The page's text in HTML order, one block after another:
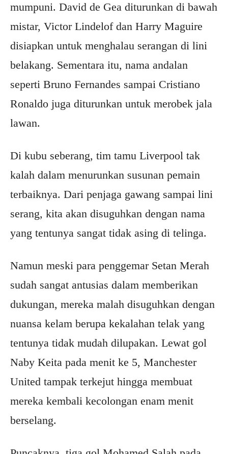
mumpuni. David de Gea diturunkan di bawah
mistar, Victor Lindelof dan Harry Maguire
disiapkan untuk menghalau serangan di lini
belakang. Sementara itu, nama andalan
seperti Bruno Fernandes sampai Cristiano
Ronaldo juga diturunkan untuk merobek jala
lawan.
Di kubu seberang, tim tamu Liverpool tak
kalah dalam menurunkan susunan pemain
terbaiknya. Dari penjaga gawang sampai lini
serang, kita akan disuguhkan dengan nama
yang tentunya sangat tidak asing di telinga.
Namun meski para penggemar Setan Merah
sudah sangat antusias dalam memberikan
dukungan, mereka malah disuguhkan dengan
nuansa kelam berupa kekalahan telak yang
tentunya tidak mudah dilupakan. Lewat gol
Naby Keita pada menit ke 5, Manchester
United tampak terkejut hingga membuat
mereka kembali kecolongan enam menit
berselang.